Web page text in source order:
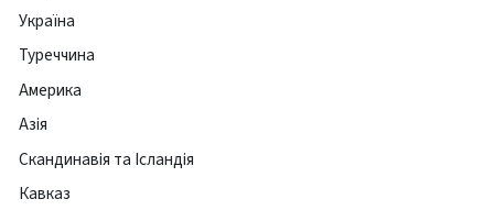
Україна
Туреччина
Америка
Азія
Скандинавія та Ісландія
Кавказ